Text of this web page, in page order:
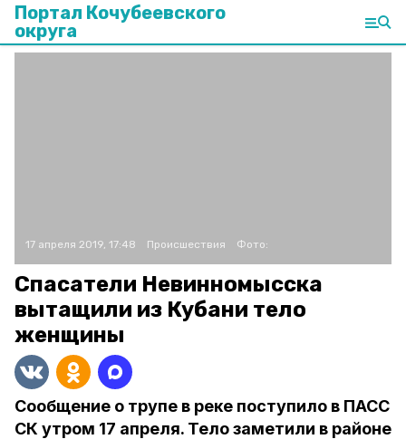
Портал Кочубеевского
округа
17 апреля 2019, 17:48 Происшествия Фото:
Спасатели Невинномысска
вытащили из Кубани тело
женщины
Сообщение о трупе в реке поступило в ПАСС
СК утром 17 апреля. Тело заметили в районе